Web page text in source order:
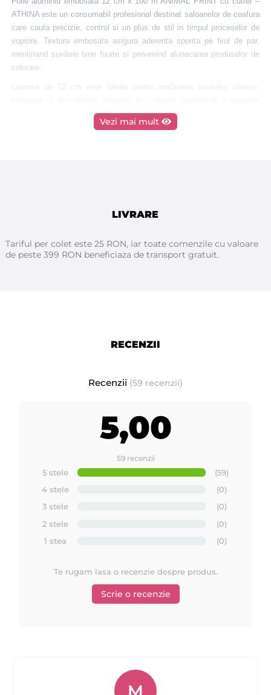
ATHINA este un consumabil profesional destinat saloanelor de coafura
care cauta precizie, control si un plus de stil in timpul proceselor de
vopsire. Textura embosata asigura aderenta sporita pe firul de par,
mentinand suvitele bine fixate si prevenind alunecarea produselor de
colorare.
Latimea de 12 cm este ideala pentru realizarea suvitelor clasice,
clara si o aplicare controlata. Designul ANIMAL PRINT adauga un
aspect distinct si profesional postului de lucru, fiind apreciat in
si bine definite, conforme cu standardele profesionale din salon.
Vezi mai mult
LIVRARE
Tariful per colet este 25 RON, iar toate comenzile cu valoare
de peste 399 RON beneficiaza de transport gratuit.
RECENZII
Recenzii (59 recenzii)
5,00
59 recenzii
5 stele
(59)
4 stele
(0)
3 stele
(0)
2 stele
(0)
1 stea
(0)
Te rugam lasa o recenzie despre produs.
Scrie o recenzie
M